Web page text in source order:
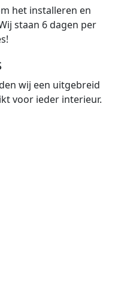
het installeren en
staan 6 dagen per
wij een uitgebreid
voor ieder interieur.